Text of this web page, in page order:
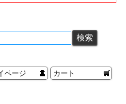
ページ カート